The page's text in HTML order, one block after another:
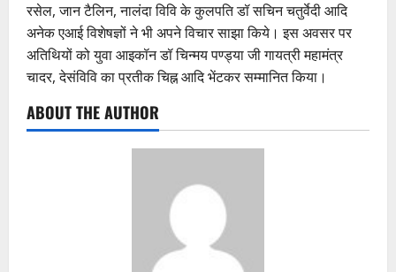
रसेल, जान टैलिन, नालंदा विवि के कुलपति डॉ सचिन चतुर्वेदी आदि
अनेक एआई विशेषज्ञों ने भी अपने विचार साझा किये। इस अवसर पर
अतिथियों को युवा आइकॉन डॉ चिन्मय पण्ड्या जी गायत्री महामंत्र
चादर, देसंविवि का प्रतीक चिह्न आदि भेंटकर सम्मानित किया।
ABOUT THE AUTHOR